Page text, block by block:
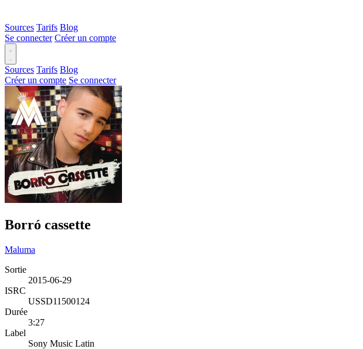
Sources Tarifs Blog
Se connecter Créer un compte
Sources Tarifs Blog
Créer un compte Se connecter
Borró cassette
Maluma
Sortie
2015-06-29
ISRC
USSD11500124
Durée
3:27
Label
Sony Music Latin